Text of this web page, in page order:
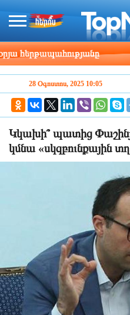
15:16
28 Օգոստոս, 2025 10:05
Կկախի՞ պատից
կմնա «սկզբունքային